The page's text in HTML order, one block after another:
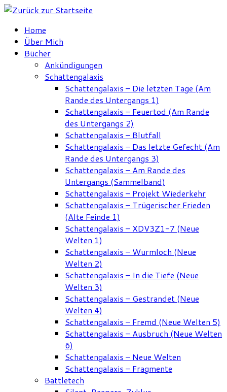
Zum
springenHome
Über Mich
Bücher
Ankündigungen
Schattengalaxis
Schattengalaxis – Die letzten Tage (Am
Rande des Untergangs 1)
Schattengalaxis – Feuertod (Am Rande
des Untergangs 2)
Schattengalaxis – Blutfall
Schattengalaxis – Das letzte Gefecht (Am
Rande des Untergangs 3)
Schattengalaxis – Am Rande des
Untergangs (Sammelband)
Schattengalaxis – Projekt Wiederkehr
Schattengalaxis – Trügerischer Frieden
(Alte Feinde 1)
Schattengalaxis – XDV3Z1-7 (Neue
Welten 1)
Schattengalaxis – Wurmloch (Neue
Welten 2)
Schattengalaxis – In die Tiefe (Neue
Welten 3)
Schattengalaxis – Gestrandet (Neue
Welten 4)
Schattengalaxis – Fremd (Neue Welten 5)
Schattengalaxis – Ausbruch (Neue Welten
6)
Schattengalaxis – Neue Welten
Schattengalaxis – Fragmente
Battletech